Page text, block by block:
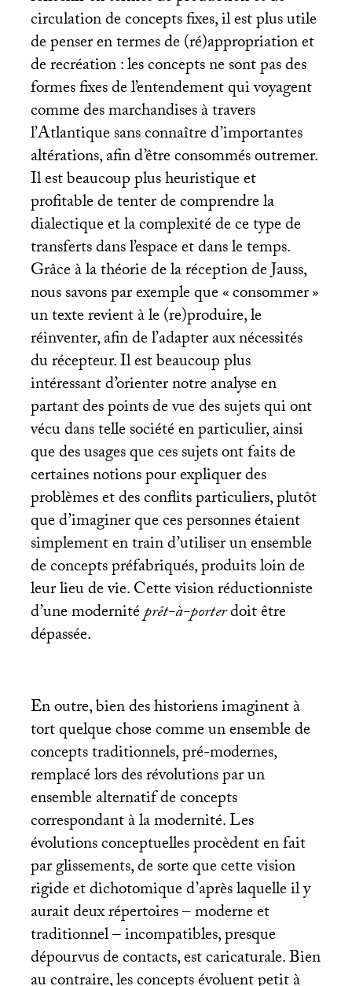
circulation de concepts fixes, il est plus utile
de penser en termes de (ré)appropriation et
de recréation : les concepts ne sont pas des
formes fixes de l’entendement qui voyagent
comme des marchandises à travers
l’Atlantique sans connaître d’importantes
altérations, afin d’être consommés outremer.
Il est beaucoup plus heuristique et
profitable de tenter de comprendre la
dialectique et la complexité de ce type de
transferts dans l’espace et dans le temps.
Grâce à la théorie de la réception de Jauss,
nous savons par exemple que «consommer»
un texte revient à le (re)produire, le
réinventer, afin de l’adapter aux nécessités
du récepteur. Il est beaucoup plus
intéressant d’orienter notre analyse en
partant des points de vue des sujets qui ont
vécu dans telle société en particulier, ainsi
que des usages que ces sujets ont faits de
certaines notions pour expliquer des
problèmes et des conflits particuliers, plutôt
que d’imaginer que ces personnes étaient
simplement en train d’utiliser un ensemble
de concepts préfabriqués, produits loin de
leur lieu de vie. Cette vision réductionniste
d’une modernitéprêt-à-porterdoit être
dépassée.
En outre, bien des historiens imaginent à
tort quelque chose comme un ensemble de
concepts traditionnels, pré-modernes,
remplacé lors des révolutions par un
ensemble alternatif de concepts
correspondant à la modernité. Les
évolutions conceptuelles procèdent en fait
par glissements, de sorte que cette vision
rigide et dichotomique d’après laquelle il y
aurait deux répertoires – moderne et
traditionnel – incompatibles, presque
dépourvus de contacts, est caricaturale. Bien